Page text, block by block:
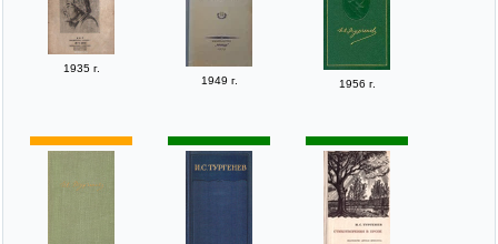
1935 г.
1949 г.
1956 г.